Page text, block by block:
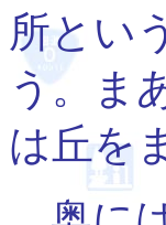
所とい
う。ま
は丘を